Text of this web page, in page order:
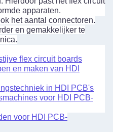
apparaten.
het aantal connectoren.
en gemakkelijker te
flex circuit boards
en maken van HDI
in HDI PCB's
voor HDI PCB-
voor HDI PCB-